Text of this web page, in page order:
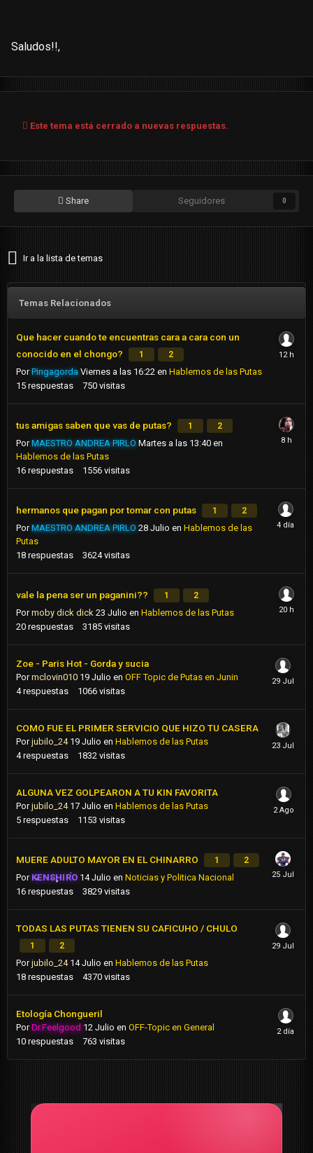
Saludos!!,
Este tema está cerrado a nuevas respuestas.
Share Seguidores 0
Ir a la lista de temas
Temas Relacionados
Que hacer cuando te encuentras cara a cara con un
conocido en el chongo?
1 2
PorPingagorda Viernes a las 16:22 en Hablemos de las Putas
15 respuestas 750 visitas
tus amigas saben que vas de putas? 1 2
PorMAESTRO ANDREA PIRLO Martes a las 13:40 en
Hablemos de las Putas
16 respuestas 1556 visitas
hermanos que pagan por tomar con putas 1 2
PorMAESTRO ANDREA PIRLO 28 Julio en Hablemos de las
Putas
18 respuestas 3624 visitas
vale la pena ser un paganini?? 1 2
Pormoby dick dick 23 Julio en Hablemos de las Putas
20 respuestas 3185 visitas
Zoe - Paris Hot - Gorda y sucia
Pormclovin010 19 Julio en OFF Topic de Putas en Junin
4 respuestas 1066 visitas
COMO FUE EL PRIMER SERVICIO QUE HIZO TU CASERA
Porjubilo_24 19 Julio en Hablemos de las Putas
4 respuestas 1832 visitas
ALGUNA VEZ GOLPEARON A TU KIN FAVORITA
Porjubilo_24 17 Julio en Hablemos de las Putas
5 respuestas 1153 visitas
MUERE ADULTO MAYOR EN EL CHINARRO 1 2
Por KENSHIRO 14 Julio enNoticias y Politica Nacional
16 respuestas 3829 visitas
TODAS LAS PUTAS TIENEN SU CAFICUHO / CHULO
1 2
Porjubilo_24 14 Julio en Hablemos de las Putas
18 respuestas 4370 visitas
Etología Chongueril
PorDr.Feelgood 12 Julio en OFF-Topic en General
10 respuestas 763 visitas